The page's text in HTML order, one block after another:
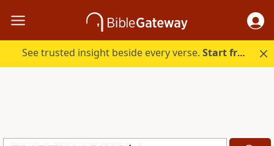
See trusted insight beside every verse.Start free.